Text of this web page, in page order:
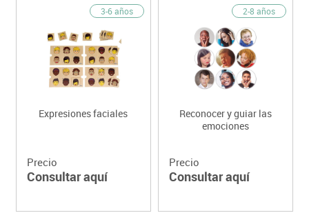
3-6 años
Expresiones faciales
Precio
Consultar aquí
2-8 años
Reconocer y guiar las
emociones
Precio
Consultar aquí